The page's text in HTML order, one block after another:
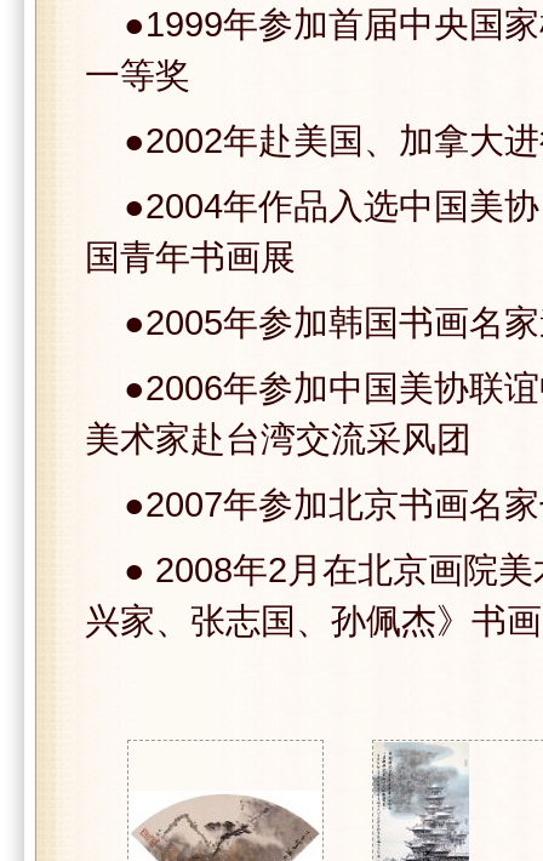
●1999年参加首届中央国
一等奖
●2002年赴美国、加拿大
●2004年作品入选中国美
国青年书画展
●2005年参加韩国书画名
●2006年参加中国美协联谊
美术家赴台湾交流采风团
●2007年参加北京书画名
● 2008年2月在北京画院
兴家、张志国、孙佩杰》书